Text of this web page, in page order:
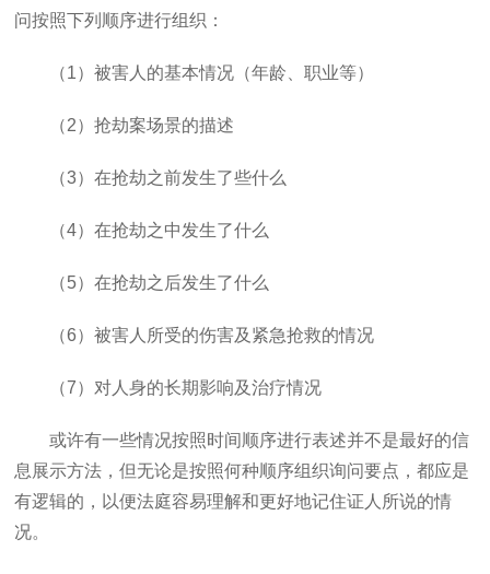
问按照下列顺序进行组织：
（1）被害人的基本情况（年龄、职业等）
（2）抢劫案场景的描述
（3）在抢劫之前发生了些什么
（4）在抢劫之中发生了什么
（5）在抢劫之后发生了什么
（6）被害人所受的伤害及紧急抢救的情况
（7）对人身的长期影响及治疗情况
或许有一些情况按照时间顺序进行表述并不是最好的信
息展示方法，但无论是按照何种顺序组织询问要点，都应是
有逻辑的，以便法庭容易理解和更好地记住证人所说的情
况。